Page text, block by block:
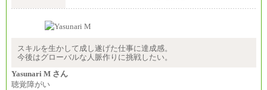
※地域や業務内容によって変動があります
（2）一般事務
※地域や業務内容によって変動があります
（3）庶務/軽作業
スキルを生かして成し遂げた仕事に達成感。
今後はグローバルな人脈作りに挑戦したい。
Yasunari M さん
聴覚障がい